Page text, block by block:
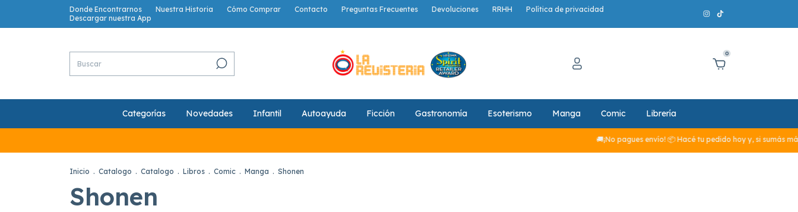
Donde Encontrarnos Nuestra Historia Cómo Comprar Contacto Preguntas Frecuentes Devoluciones RRHH
Política de privacidad
Descargar nuestra App
0
Categorías Novedades Infantil Autoayuda Ficción Gastronomía Esoterismo Manga Comic Librería
🚚¡No pagues envío! 📦 Hacé tu pedido hoy y, si sumás más de $29.990, el
Inicio . Catalogo . Catalogo . Libros . Comic . Manga . Shonen
Shonen